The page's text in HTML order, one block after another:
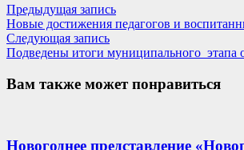
Навигация
по
записям
Предыдущая записьПредыдущая
запись:
Новые достижения педагогов и
Следующая записьСледующая
запись:
Подведены итоги муниципального этапа
Вам также может понравиться
Новогоднее представление